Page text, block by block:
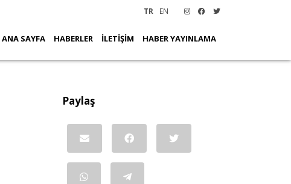
TR EN
ANA SAYFA HABERLER İLETİŞİM HABER YAYINLAMA
Paylaş